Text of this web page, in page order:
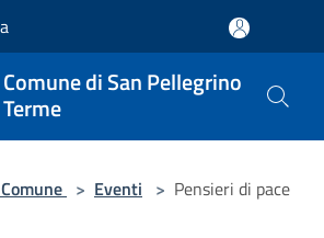
Comune di San Pellegrino
Terme
> Eventi > Pensieri di pace